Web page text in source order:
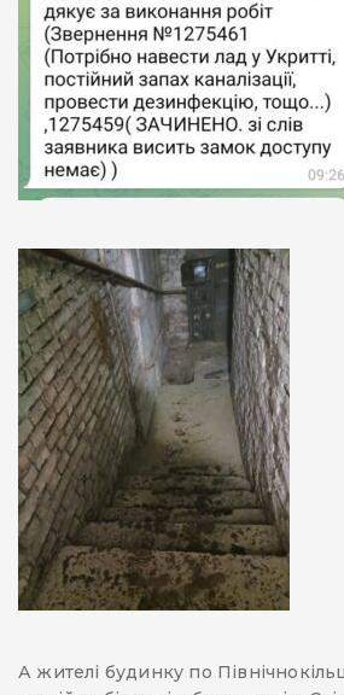
А жителі будинку по